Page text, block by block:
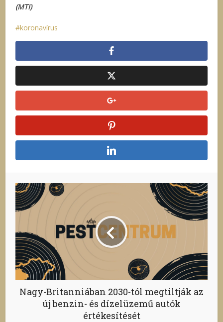
(MTI)
koronavírus
Nagy-Britanniában 2030-tól megtiltják az
új benzin- és dízelüzemű autók
értékesítését